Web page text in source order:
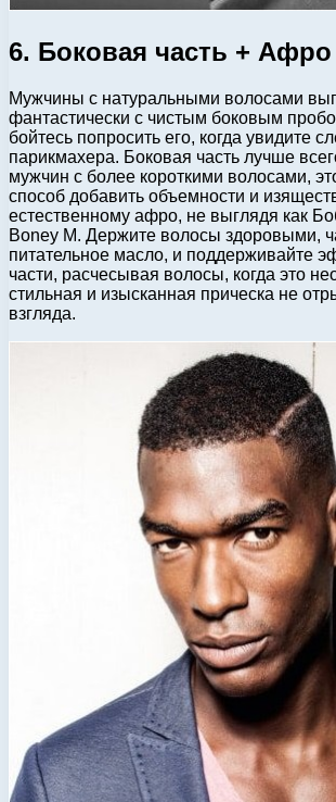
6. Боковая часть + Афро
Мужчины с натуральными волосами
фантастически с чистым боковым
бойтесь попросить его, когда увидите
парикмахера. Боковая часть лучше
мужчин с более короткими волосами,
способ добавить объемности и
естественному афро, не выглядя как
Boney M. Держите волосы здоровыми,
питательное масло, и поддерживайте
части, расчесывая волосы, когда это
стильная и изысканная прическа не
взгляда.